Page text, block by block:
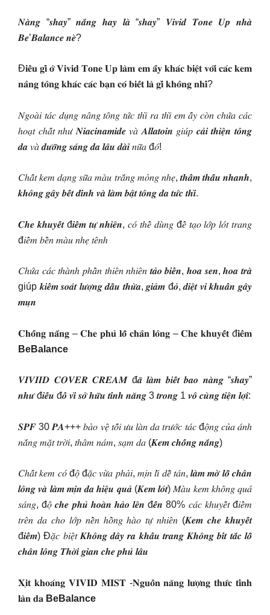
𝑵𝒂̀𝒏𝒈 “𝒔𝒉𝒂𝒚” 𝒏𝒂̆́𝒏𝒈 𝒉𝒂𝒚 𝒍𝒂̀ “𝒔𝒉𝒂𝒚” 𝑽𝒊𝒗𝒊𝒅 𝑻𝒐𝒏𝒆 𝑼𝒑 𝒏𝒉𝒂̀
𝑩𝒆’𝑩𝒂𝒍𝒂𝒏𝒄𝒆 𝒏𝒆̀?
Đ𝐢𝐞̂̀𝐮 𝐠𝐢̀ 𝐨̛̉ 𝐕𝐢𝐯𝐢𝐝 𝐓𝐨𝐧𝐞 𝐔𝐩 𝐥𝐚̀𝐦 𝐞𝐦 𝐚̂́𝐲 𝐤𝐡𝐚́𝐜 𝐛𝐢𝐞̣̂𝐭 𝐯𝐨̛́𝐢 𝐜𝐚́𝐜 𝐤𝐞𝐦
𝐧𝐚̂𝐧𝐠 𝐭𝐨̂𝐧𝐠 𝐤𝐡𝐚́𝐜 𝐜𝐚́𝐜 𝐛𝐚̣𝐧 𝐜𝐨́ 𝐛𝐢𝐞̂́𝐭 𝐥𝐚̀ 𝐠𝐢̀ 𝐤𝐡𝐨̂𝐧𝐠 𝐧𝐡𝐢̉?
𝑁𝑔𝑜𝑎̀𝑖 𝑡𝑎́𝑐 𝑑𝑢̣𝑛𝑔 𝑛𝑎̂𝑛𝑔 𝑡𝑜̂𝑛𝑔 𝑡𝑢̛́𝑐 𝑡ℎ𝑖̀ 𝑟𝑎 𝑡ℎ𝑖̀ 𝑒𝑚 𝑎̂́𝑦 𝑐𝑜̀𝑛 𝑐ℎ𝑢̛́𝑎 𝑐𝑎́𝑐
ℎ𝑜𝑎̣𝑡 𝑐ℎ𝑎̂́𝑡 𝑛ℎ𝑢̛ 𝑵𝒊𝒂𝒄𝒊𝒏𝒂𝒎𝒊𝒅𝒆 𝑣𝑎̀ 𝑨𝒍𝒍𝒂𝒕𝒐𝒊𝒏 𝑔𝑖𝑢́𝑝 𝒄𝒂̉𝒊 𝒕𝒉𝒊𝒆̣̂𝒏 𝒕𝒐̂𝒏𝒈
𝒅𝒂 𝑣𝑎̀ 𝒅𝒖̛𝒐̛̃𝒏𝒈 𝒔𝒂́𝒏𝒈 𝒅𝒂 𝒍𝒂̂𝒖 𝒅𝒂̀𝒊 𝑛𝑢̛̃𝑎 đ𝑜́!
𝐶ℎ𝑎̂́𝑡 𝑘𝑒𝑚 𝑑𝑎̣𝑛𝑔 𝑠𝑢̛̃𝑎 𝑚𝑎̀𝑢 𝑡𝑟𝑎̆́𝑛𝑔 𝑚𝑜̉𝑛𝑔 𝑛ℎ𝑒̣, 𝒕𝒉𝒂̂̉𝒎 𝒕𝒉𝒂̂́𝒖 𝒏𝒉𝒂𝒏𝒉,
𝒌𝒉𝒐̂𝒏𝒈 𝒈𝒂̂𝒚 𝒃𝒆̂́𝒕 𝒅𝒊́𝒏𝒉 𝒗𝒂̀ 𝒍𝒂̀𝒎 𝒃𝒂̣̂𝒕 𝒕𝒐̂𝒏𝒈 𝒅𝒂 𝒕𝒖̛́𝒄 𝒕𝒉𝒊̀.
𝑪𝒉𝒆 𝒌𝒉𝒖𝒚𝒆̂́𝒕 đ𝒊𝒆̂̉𝒎 𝒕𝒖̛̣ 𝒏𝒉𝒊𝒆̂𝒏, 𝑐𝑜́ 𝑡ℎ𝑒̂̉ 𝑑𝑢̀𝑛𝑔 đ𝑒̂̉ 𝑡𝑎̣𝑜 𝑙𝑜̛́𝑝 𝑙𝑜́𝑡 𝑡𝑟𝑎𝑛𝑔
đ𝑖𝑒̂̉𝑚 𝑏𝑒̂̀𝑛 𝑚𝑎̀𝑢 𝑛ℎ𝑒̣ 𝑡𝑒̂𝑛ℎ
𝐶ℎ𝑢̛́𝑎 𝑐𝑎́𝑐 𝑡ℎ𝑎̀𝑛ℎ 𝑝ℎ𝑎̂̀𝑛 𝑡ℎ𝑖𝑒̂𝑛 𝑛ℎ𝑖𝑒̂𝑛 𝒕𝒂̉𝒐 𝒃𝒊𝒆̂̉𝒏, 𝒉𝒐𝒂 𝒔𝒆𝒏, 𝒉𝒐𝒂 𝒕𝒓𝒂̀
giúp 𝒌𝒊𝒆̂̉𝒎 𝒔𝒐𝒂́𝒕 𝒍𝒖̛𝒐̛̣𝒏𝒈 𝒅𝒂̂̀𝒖 𝒕𝒉𝒖̛̀𝒂, 𝒈𝒊𝒂̉𝒎 đ𝒐̉, 𝒅𝒊𝒆̣̂𝒕 𝒗𝒊 𝒌𝒉𝒖𝒂̂̉𝒏 𝒈𝒂̂𝒚
𝒎𝒖̣𝒏
𝐂𝐡𝐨̂́𝐧𝐠 𝐧𝐚̆́𝐧𝐠 – 𝐂𝐡𝐞 𝐩𝐡𝐮̉ 𝐥𝐨̂̃ 𝐜𝐡𝐚̂𝐧 𝐥𝐨̂𝐧𝐠 – 𝐂𝐡𝐞 𝐤𝐡𝐮𝐲𝐞̂́𝐭 đ𝐢𝐞̂̉𝐦
BeBalance
𝑽𝑰𝑽𝑰𝑰𝑫 𝑪𝑶𝑽𝑬𝑹 𝑪𝑹𝑬𝑨𝑴 đ𝒂̃ 𝒍𝒂̀𝒎 𝒃𝒊𝒆̂́𝒕 𝒃𝒂𝒐 𝒏𝒂̀𝒏𝒈 “𝒔𝒉𝒂𝒚”
𝒏𝒉𝒖̛ đ𝒊𝒆̂́𝒖 đ𝒐̂̉ 𝒗𝒊̀ 𝒔𝒐̛̉ 𝒉𝒖̛̃𝒖 𝒕𝒊́𝒏𝒉 𝒏𝒂̆𝒏𝒈 3 𝒕𝒓𝒐𝒏𝒈 1 𝒗𝒐̂ 𝒄𝒖̀𝒏𝒈 𝒕𝒊𝒆̣̂𝒏 𝒍𝒐̛̣𝒊:
𝑺𝑷𝑭 30 𝑷𝑨+++ 𝑏𝑎̉𝑜 𝑣𝑒̣̂ 𝑡𝑜̂́𝑖 𝑢̛𝑢 𝑙𝑎̀𝑛 𝑑𝑎 𝑡𝑟𝑢̛𝑜̛́𝑐 𝑡𝑎́𝑐 đ𝑜̣̂𝑛𝑔 𝑐𝑢̉𝑎 𝑎́𝑛ℎ
𝑛𝑎̆́𝑛𝑔 𝑚𝑎̣̆𝑡 𝑡𝑟𝑜̛̀𝑖, 𝑡ℎ𝑎̂𝑚 𝑛𝑎́𝑚, 𝑠𝑎̣𝑚 𝑑𝑎 (𝑲𝒆𝒎 𝒄𝒉𝒐̂́𝒏𝒈 𝒏𝒂̆́𝒏𝒈)
𝐶ℎ𝑎̂́𝑡 𝑘𝑒𝑚 𝑐𝑜́ đ𝑜̣̂ đ𝑎̣̆𝑐 𝑣𝑢̛̀𝑎 𝑝ℎ𝑎̉𝑖, 𝑚𝑖̣𝑛 𝑙𝑖̀ 𝑑𝑒̂̃ 𝑡𝑎́𝑛, 𝒍𝒂̀𝒎 𝒎𝒐̛̀ 𝒍𝒐̂̃ 𝒄𝒉𝒂̂𝒏
𝒍𝒐̂𝒏𝒈 𝒗𝒂̀ 𝒍𝒂̀𝒎 𝒎𝒊̣𝒏 𝒅𝒂 𝒉𝒊𝒆̣̂𝒖 𝒒𝒖𝒂̉ (𝑲𝒆𝒎 𝒍𝒐́𝒕) 𝑀𝑎̀𝑢 𝑘𝑒𝑚 𝑘ℎ𝑜̂𝑛𝑔 𝑞𝑢𝑎́
𝑠𝑎́𝑛𝑔, đ𝑜̣̂ 𝒄𝒉𝒆 𝒑𝒉𝒖̉ 𝒉𝒐𝒂̀𝒏 𝒉𝒂̉𝒐 𝒍𝒆̂𝒏 đ𝒆̂́𝒏 80% 𝑐𝑎́𝑐 𝑘ℎ𝑢𝑦𝑒̂́𝑡 đ𝑖𝑒̂̉𝑚
𝑡𝑟𝑒̂𝑛 𝑑𝑎 𝑐ℎ𝑜 𝑙𝑜̛́𝑝 𝑛𝑒̂̀𝑛 ℎ𝑜̂̀𝑛𝑔 ℎ𝑎̀𝑜 𝑡𝑢̛̣ 𝑛ℎ𝑖𝑒̂𝑛 (𝑲𝒆𝒎 𝒄𝒉𝒆 𝒌𝒉𝒖𝒚𝒆̂́𝒕
đ𝒊𝒆̂̉𝒎) Đ𝑎̣̆𝑐 𝑏𝑖𝑒̣̂𝑡 𝑲𝒉𝒐̂𝒏𝒈 𝒅𝒂̂𝒚 𝒓𝒂 𝒌𝒉𝒂̂̉𝒖 𝒕𝒓𝒂𝒏𝒈 𝑲𝒉𝒐̂𝒏𝒈 𝒃𝒊́𝒕 𝒕𝒂̆́𝒄 𝒍𝒐̂̃
𝒄𝒉𝒂̂𝒏 𝒍𝒐̂𝒏𝒈 𝑻𝒉𝒐̛̀𝒊 𝒈𝒊𝒂𝒏 𝒄𝒉𝒆 𝒑𝒉𝒖̉ 𝒍𝒂̂𝒖
𝐗𝐢̣𝐭 𝐤𝐡𝐨𝐚́𝐧𝐠 𝐕𝐈𝐕𝐈𝐃 𝐌𝐈𝐒𝐓 -𝐍𝐠𝐮𝐨̂̀𝐧 𝐧𝐚̆𝐧𝐠 𝐥𝐮̛𝐨̛̣𝐧𝐠 𝐭𝐡𝐮̛́𝐜 𝐭𝐢̉𝐧𝐡
𝐥𝐚̀𝐧 𝐝𝐚 BeBalance